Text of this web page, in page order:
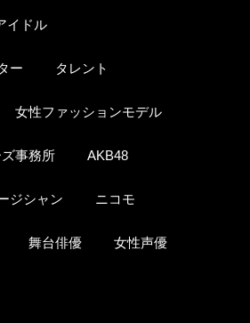
イドル
ー タレント
女性ファッションモデル
事務所 AKB48
ジシャン ニコモ
舞台俳優 女性声優